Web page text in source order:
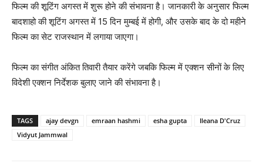
फिल्‍म की शूटिंग अगस्‍त में शुरू होने की संभावना है। जानकारी के अनुसार फिल्‍म
बादशाहो की शूटिंग अगस्‍त में 15 दिन मुम्‍बई में होगी, और उसके बाद के दो महीने
फिल्‍म का सेट राजस्‍थान में लगाया जाएगा।
फिल्‍म का संगीत अंकित तिवारी तैयार करेंगे जबकि फिल्‍म में एक्‍शन सीनों के लिए
विदेशी एक्‍शन निर्देशक बुलाए जाने की संभावना है।
TAGS ajay devgn emraan hashmi esha gupta
Ileana D'Cruz
Vidyut Jammwal